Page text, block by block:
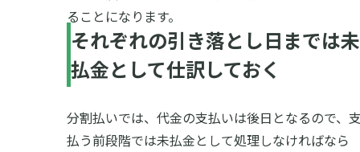
ることになります。
それぞれの引き落とし日までは未
払金として仕訳しておく
分割払いでは、代金の支払いは後日となるので、
払う前段階では未払金として処理しなければなら